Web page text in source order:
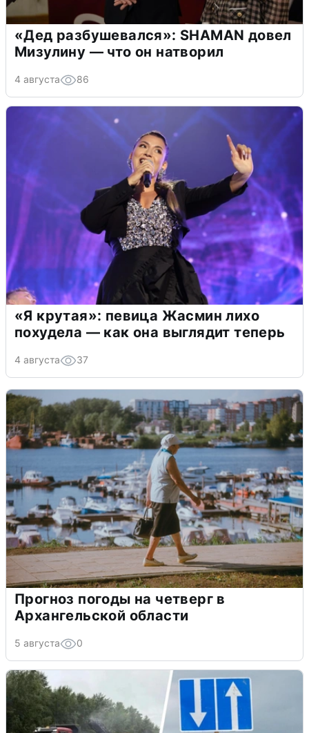
«Дед разбушевался»: SHAMAN довел
Мизулину — что он натворил
4 августа 86
«Я крутая»: певица Жасмин лихо
похудела — как она выглядит теперь
4 августа 37
Прогноз погоды на четверг в
Архангельской области
5 августа 0